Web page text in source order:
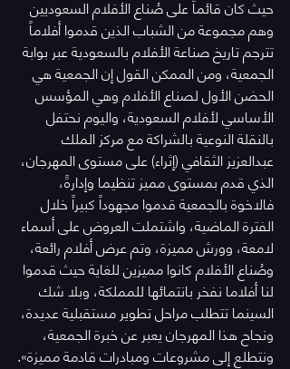
حيث كان قائماً على صُناع الأفلام السعوديين
وهم مجموعة من الشباب الذين قدموا أفلاماً
تترجم تاريخ صناعة الأفلام بالسعودية عبر بوابة
الجمعية، ومن الممكن القول إن الجمعية هي
الحضن الأول لصناع الأفلام وهي المؤسس
الأساسي لأفلام السعودية، واليوم نحتفل
بالنقلة النوعية بالشراكة مع مركز الملك
عبدالعزيز الثقافي (إثراء) على مستوى المهرجان،
الذي قدم بمستوى مميز تنظيما وإدارةً،
فالاخوة بالجمعية قدموا مجهوداً كبيراً خلال
الفترة الماضية، واشتملت العروض على أسماء
لامعة، وورش مميزة، وتم عرض أفلام رائعة،
وصُناع الأفلام كانوا مميزين للغاية حيث قدموا
لنا أفلاما نفخر بانتمائها للمملكة، وبلا شك
السينما تتطلب مراحل تطوير مستقبلية عديدة،
ونجاح هذا المهرجان يعبر عن خبرة الجمعية،
ونتطلع إلى مشروعات ومبادرات قادمة مميزة».